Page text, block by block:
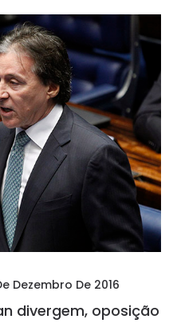
Dezembro De 2016
divergem, oposição